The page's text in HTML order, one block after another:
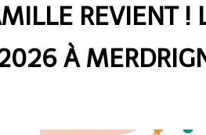
REVIENT !
À